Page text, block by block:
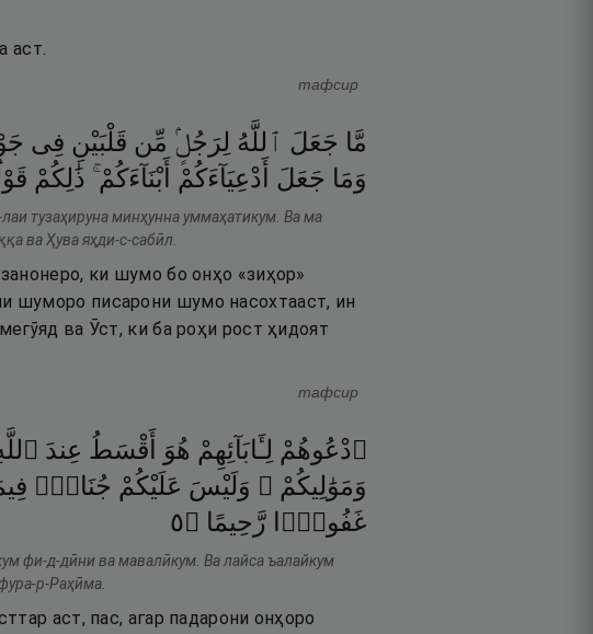
аст.
тафсир
مَّا جَعَلَ ٱللَّهُ لِرَجُلٍۢ مِّن قَلْبَيْنِ فِى
وَمَا جَعَلَ أَدْعِيَآءَكُمْ أَبْنَآءَكُمْ ۚ ذَٰلِكُمْ
тузаҳируна минҳунна уммаҳатикум. Ва ма
ва Ҳува яҳди-с-сабӣл.
ки шумо бо онҳо «зиҳор»
шуморо писарони шумо насохтааст, ин
ва Ӯст, ки ба роҳи рост ҳидоят
тафсир
ٱدْعُوهُمْ لِـَٔابَآئِهِمْ هُوَ أَقْسَطُ عِندَ
وَمَوَٰلِيكُمْ ۚ وَلَيْسَ عَلَيْكُمْ جُنَاحٌۭ
غَفُورًۭا رَّحِيمًا ۝٥
фи-д-дӣни ва мавалӣкум. Ва лайса ъалайкум
р-Раҳӣма.
аст, пас, агар падарони онҳоро